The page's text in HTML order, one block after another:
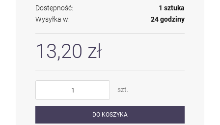
Dostępność:
1 sztuka
Wysyłka w:
24 godziny
13,20 zł
szt.
DO KOSZYKA